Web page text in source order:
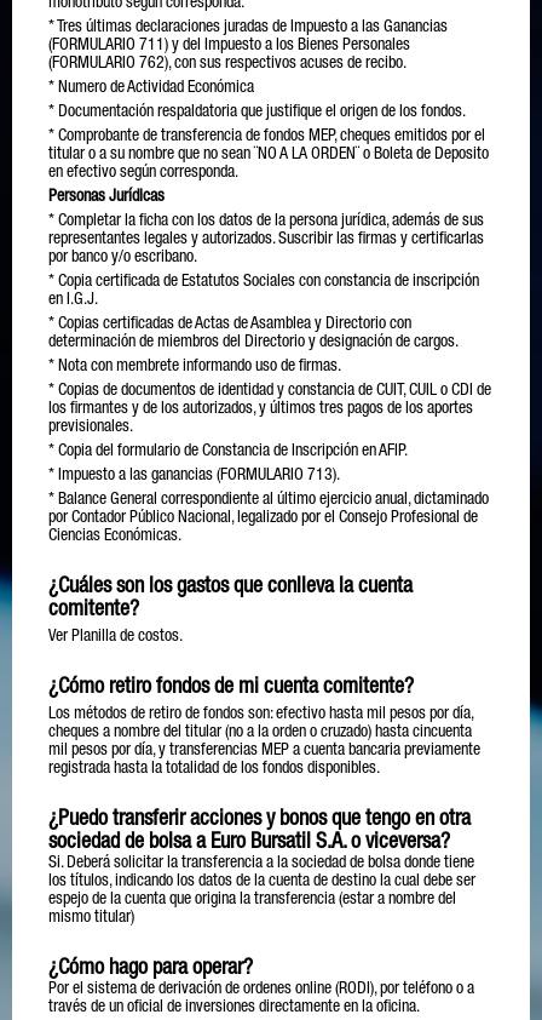
monotributo según corresponda.
* Tres últimas declaraciones juradas de Impuesto a las Ganancias
(FORMULARIO 711) y del Impuesto a los Bienes Personales
(FORMULARIO 762), con sus respectivos acuses de recibo.
* Numero de Actividad Económica
* Documentación respaldatoria que justifique el origen de los fondos.
* Comprobante de transferencia de fondos MEP, cheques emitidos por el
titular o a su nombre que no sean ¨NO A LA ORDEN¨ o Boleta de Deposito
en efectivo según corresponda.
Personas Jurídicas
* Completar la ficha con los datos de la persona jurídica, además de sus
representantes legales y autorizados. Suscribir las firmas y certificarlas
por banco y/o escribano.
* Copia certificada de Estatutos Sociales con constancia de inscripción
en I.G.J.
* Copias certificadas de Actas de Asamblea y Directorio con
determinación de miembros del Directorio y designación de cargos.
* Nota con membrete informando uso de firmas.
* Copias de documentos de identidad y constancia de CUIT, CUIL o CDI de
los firmantes y de los autorizados, y últimos tres pagos de los aportes
previsionales.
* Copia del formulario de Constancia de Inscripción en AFIP.
* Impuesto a las ganancias (FORMULARIO 713).
* Balance General correspondiente al último ejercicio anual, dictaminado
por Contador Público Nacional, legalizado por el Consejo Profesional de
Ciencias Económicas.
¿Cuáles son los gastos que conlleva la cuenta
comitente?
Ver Planilla de costos.
¿Cómo retiro fondos de mi cuenta comitente?
Los métodos de retiro de fondos son: efectivo hasta mil pesos por día,
cheques a nombre del titular (no a la orden o cruzado) hasta cincuenta
mil pesos por día, y transferencias MEP a cuenta bancaria previamente
registrada hasta la totalidad de los fondos disponibles.
¿Puedo transferir acciones y bonos que tengo en otra
sociedad de bolsa a Euro Bursatil S.A. o viceversa?
Si. Deberá solicitar la transferencia a la sociedad de bolsa donde tiene
los títulos, indicando los datos de la cuenta de destino la cual debe ser
espejo de la cuenta que origina la transferencia (estar a nombre del
mismo titular)
¿Cómo hago para operar?
Por el sistema de derivación de ordenes online (RODI), por teléfono o a
través de un oficial de inversiones directamente en la oficina.